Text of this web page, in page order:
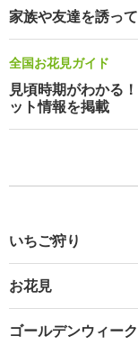
家族や友達を誘っ
全国お花見ガイド
見頃時期がわかる
ット情報を掲載
いちご狩り
お花見
ゴールデンウィーク